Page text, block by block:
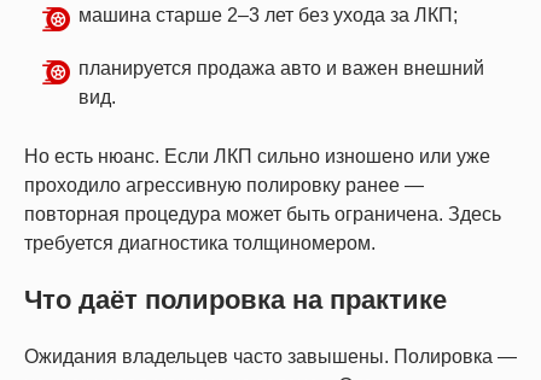
машина старше 2–3 лет без ухода за ЛКП;
планируется продажа авто и важен внешний
вид.
Но есть нюанс. Если ЛКП сильно изношено или уже
проходило агрессивную полировку ранее —
повторная процедура может быть ограничена. Здесь
требуется диагностика толщиномером.
Что даёт полировка на практике
Ожидания владельцев часто завышены. Полировка —